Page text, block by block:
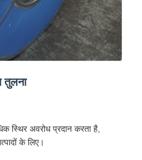
तुलना
स्थिर अवरोध प्रदान करता है,
के लिए।